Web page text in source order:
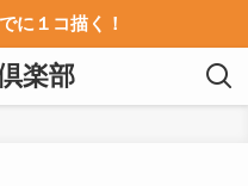
に１コ描く！
楽部